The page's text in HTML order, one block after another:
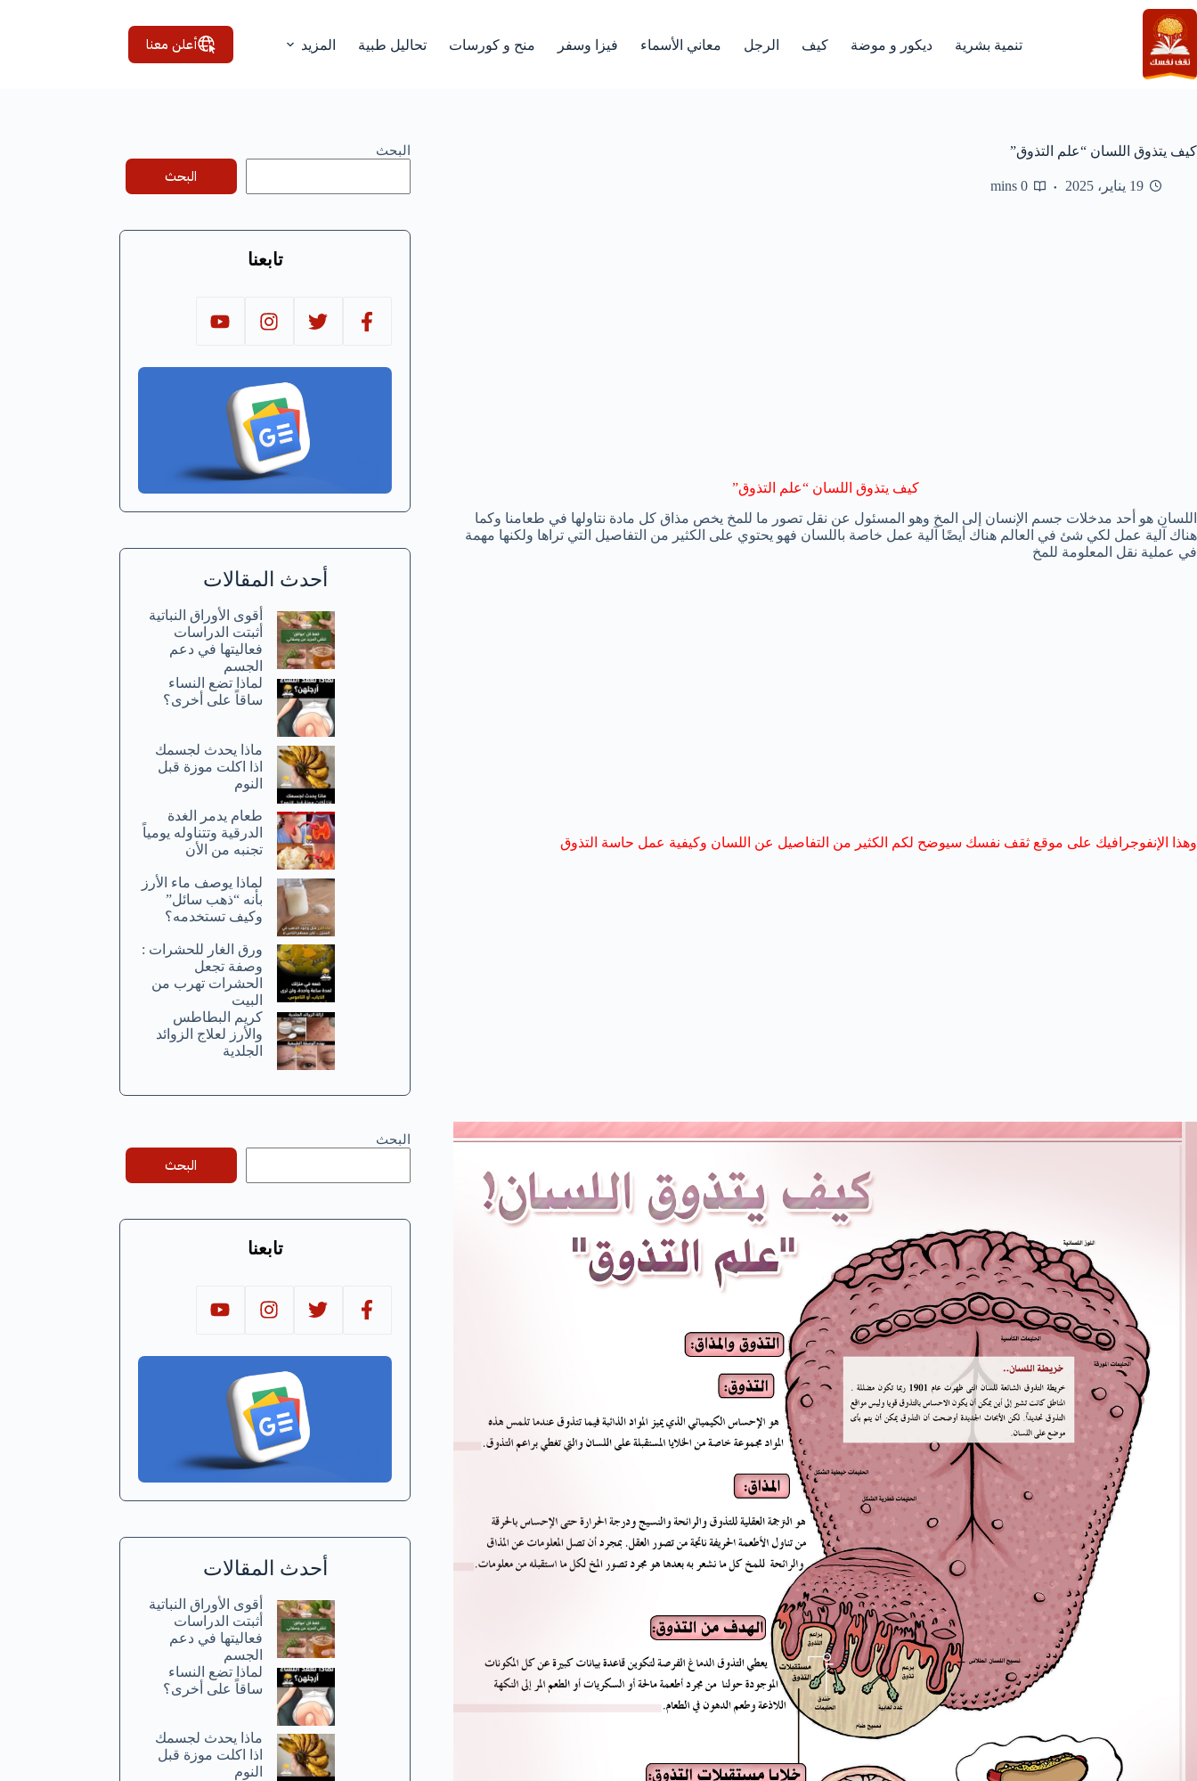
التجاوز
إلى
المحتوى
تنمية بشرية ديكور و موضة كيف الرجل معاني الأسماء فيزا وسفر منح و كورسات تحاليل طبية المزيد أعلن معنا
كيف يتذوق اللسان “علم التذوق”
19 يناير، 2025 0 mins
كيف يتذوق اللسان “علم التذوق”
اللسان هو أحد مدخلات جسم الإنسان إلى المخ وهو المسئول عن نقل تصور ما للمخ يخص مذاق كل مادة نتاولها في طعامنا وكما
هناك آلية عمل لكي شئ في العالم هناك أيضًا آلية عمل خاصة باللسان فهو يحتوي على الكثير من التفاصيل التي تراها ولكنها مهمة
في عملية نقل المعلومة للمخ
وهذا الإنفوجرافيك على موقع ثقف نفسك سيوضح لكم الكثير من التفاصيل عن اللسان وكيفية عمل حاسة التذوق
البحث
البحث
تابعنا
أحدث المقالات
أقوى الأوراق النباتية
أثبتت الدراسات
فعاليتها في دعم
الجسم
لماذا تضع النساء
ساقاً على أخرى؟
ماذا يحدث لجسمك
اذا اكلت موزة قبل
النوم
طعام يدمر الغدة
الدرقية وتتناوله يومياً
تجنبه من الأن
لماذا يوصف ماء الأرز
بأنه “ذهب سائل”
وكيف تستخدمه؟
ورق الغار للحشرات :
وصفة تجعل
الحشرات تهرب من
البيت
كريم البطاطس
والأرز لعلاج الزوائد
الجلدية
البحث
البحث
تابعنا
أحدث المقالات
أقوى الأوراق النباتية
أثبتت الدراسات
فعاليتها في دعم
الجسم
لماذا تضع النساء
ساقاً على أخرى؟
ماذا يحدث لجسمك
اذا اكلت موزة قبل
النوم